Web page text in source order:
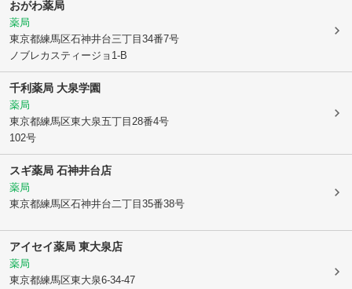
おがわ薬局
薬局
東京都練馬区石神井台三丁目34番7号
ノブレカスティージョ1-B
千利薬局 大泉学園
薬局
東京都練馬区東大泉五丁目28番4号
102号
スギ薬局 石神井台店
薬局
東京都練馬区石神井台二丁目35番38号
アイセイ薬局 東大泉店
薬局
東京都練馬区東大泉6-34-47